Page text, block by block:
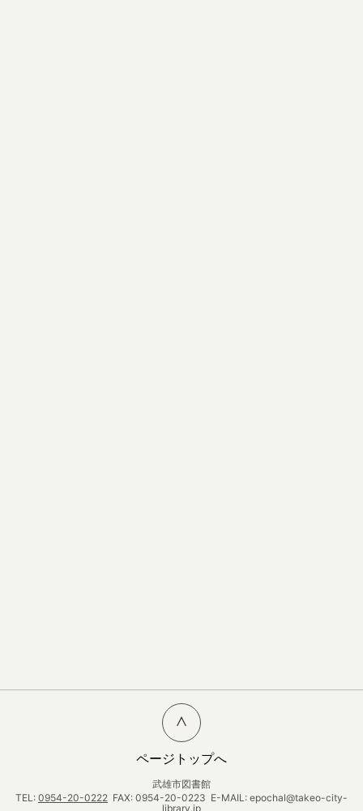
ページトップへ
武雄市図書館
TEL: 0954-20-0222 FAX: 0954-20-0223 E-MAIL: epochal@takeo-city-
library.jp